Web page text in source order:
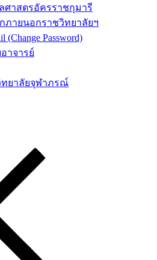
ศาสตรอัครราชกุมารี
ภายนอกราชวิทยาลัยฯ
Password)
าจารย์
ยาลัยจุฬาภรณ์